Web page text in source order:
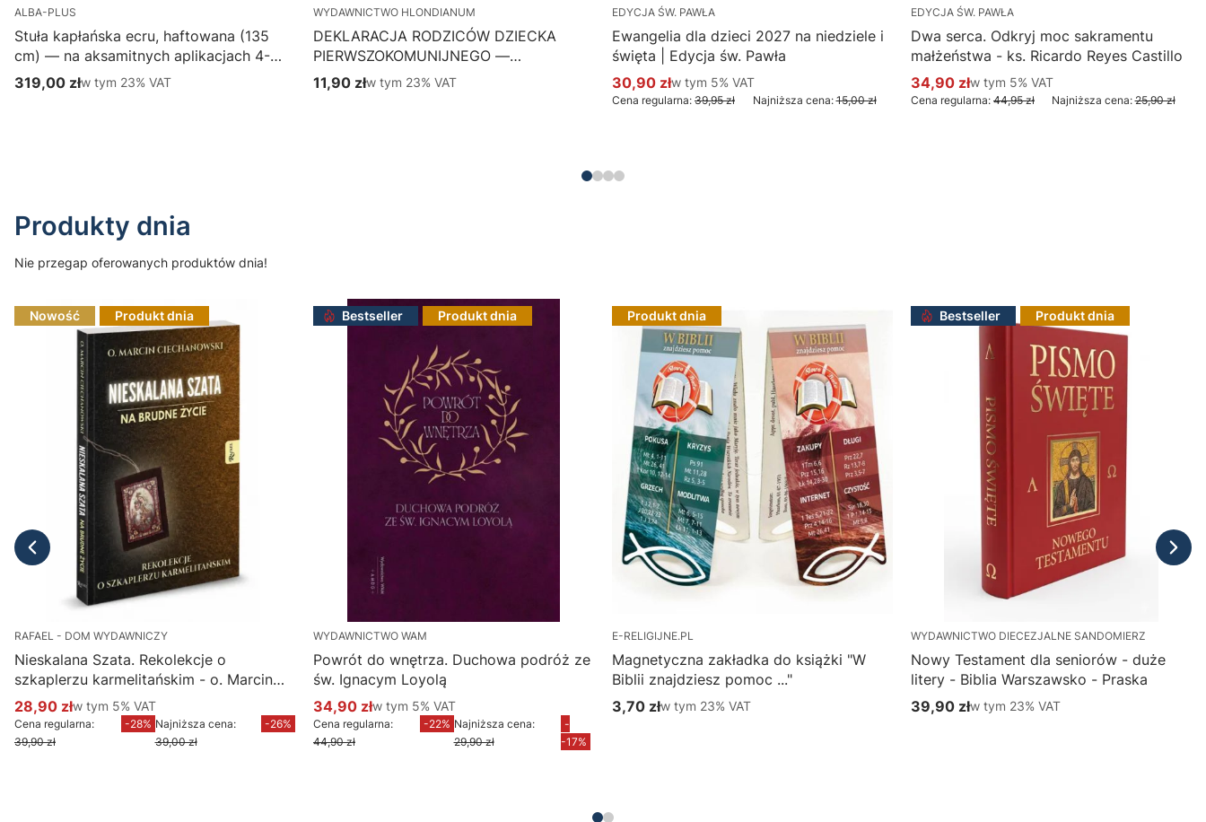
ALBA-PLUS
Stuła kapłańska ecru, haftowana (135
cm) — na aksamitnych aplikacjach 4-
387-1
Cena brutto
319,00 złw tym %s VAT
w tym 23% VAT
WYDAWNICTWO HLONDIANUM
DEKLARACJA RODZICÓW DZIECKA
PIERWSZOKOMUNIJNEGO —
Wydawnictwo Hlondianum - druk
parafialny, paczka 50 szt.
Cena brutto
11,90 złw tym %s VAT
w tym 23% VAT
EDYCJA ŚW. PAWŁA
Ewangelia dla dzieci 2027 na niedziele i
święta | Edycja św. Pawła
Cena promocyjna brutto
30,90 złw tym %s VAT
w tym 5% VAT
Cena regularna: 39,95 zł Najniższa cena: 15,00 zł
EDYCJA ŚW. PAWŁA
Dwa serca. Odkryj moc sakramentu
małżeństwa - ks. Ricardo Reyes Castillo
Cena promocyjna brutto
34,90 złw tym %s VAT
w tym 5% VAT
Cena regularna: 44,95 zł Najniższa cena: 25,90 zł
Produkty dnia
Nie przegap oferowanych produktów dnia!
Nowość Produkt dnia
RAFAEL - DOM WYDAWNICZY
Nieskalana Szata. Rekolekcje o
szkaplerzu karmelitańskim - o. Marcin
Ciechanowski
Cena promocyjna brutto
28,90 złw tym %s VAT
w tym 5% VAT
Cena regularna:
39,90 zł
-28% Najniższa cena:
39,00 zł
-26%
Bestseller Produkt dnia
WYDAWNICTWO WAM
Powrót do wnętrza. Duchowa podróż ze
św. Ignacym Loyolą
Cena promocyjna brutto
34,90 złw tym %s VAT
w tym 5% VAT
Cena regularna:
44,90 zł
-22% Najniższa cena:
29,90 zł
-
-17%
Produkt dnia
E-RELIGIJNE.PL
Magnetyczna zakładka do książki "W
Biblii znajdziesz pomoc ..."
Cena brutto
3,70 złw tym %s VAT
w tym 23% VAT
Bestseller Produkt dnia
WYDAWNICTWO DIECEZJALNE SANDOMIERZ
Nowy Testament dla seniorów - duże
litery - Biblia Warszawsko - Praska
Cena brutto
39,90 złw tym %s VAT
w tym 23% VAT